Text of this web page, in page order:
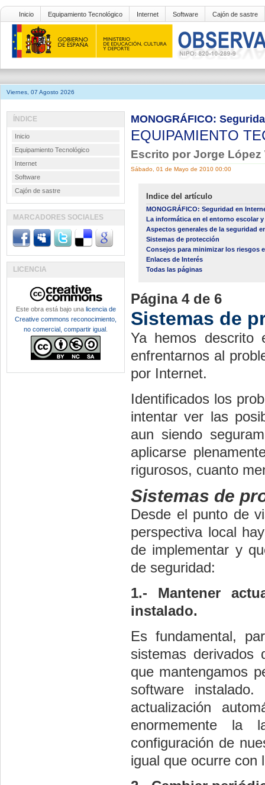
Inicio Equipamiento Tecnológico Internet Software Cajón de sastre
Viernes, 07 Agosto 2026
MONOGRÁFICO:
EQUIPAMIENTO
Escrito por Jorge
Sábado, 01 de Mayo de 2010 00:00
Indice del artículo
MONOGRÁFICO: Seguridad en
La informática en el entorno escolar
Aspectos generales de la seguridad
Sistemas de protección
Consejos para minimizar los riesgos
Enlaces de Interés
Todas las páginas
Página 4 de 6
Sistemas de
Ya hemos
enfrentarnos al
por Internet.
Identificados los
intentar ver las
aun siendo
aplicarse
rigurosos, cuanto
Sistemas de
Desde el punto de
perspectiva local
de implementar y
de seguridad:
1.- Mantener
instalado.
Es fundamental,
sistemas derivados
que mantengamos
software
actualización
enormemente la
configuración de
igual que ocurre con
ÍNDICE
Inicio
Equipamiento Tecnológico
Internet
Software
Cajón de sastre
MARCADORES SOCIALES
LICENCIA
Este obra está bajo una licencia de
Creative commons reconocimiento,
no comercial, compartir igual